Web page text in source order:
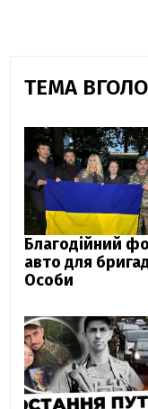
ТЕМА
Благодійний
авто для
Особи